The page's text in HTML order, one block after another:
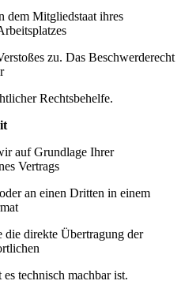
dem Mitgliedstaat ihres
zu. Das Beschwerderecht
Rechtsbehelfe.
auf Grundlage Ihrer
Vertrags
an einen Dritten in einem
die direkte Übertragung der
technisch machbar ist.